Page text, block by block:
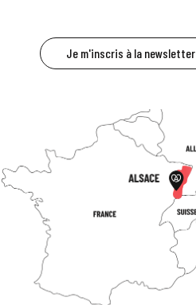
Je m'inscris à la newsletter